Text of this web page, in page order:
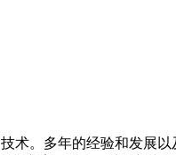
术。多年的经验和发展